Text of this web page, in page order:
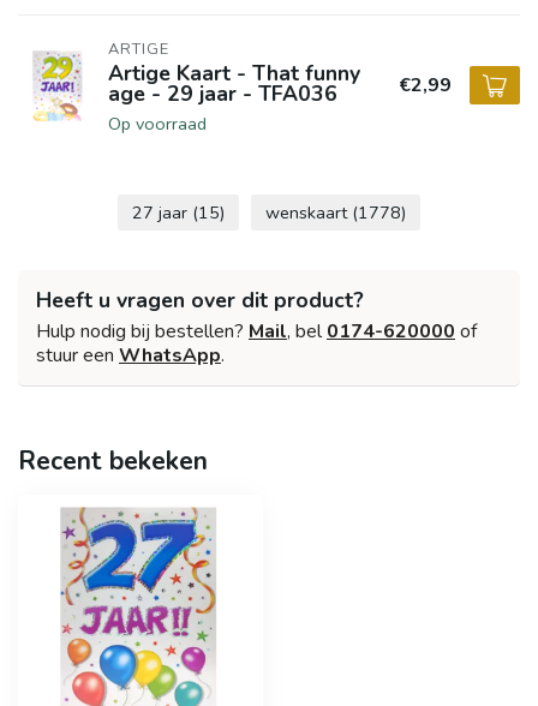
ARTIGE
Artige Kaart - That funny
age - 29 jaar - TFA036
Op voorraad
€2,99
27 jaar (15) wenskaart (1778)
Heeft u vragen over dit product?
Hulp nodig bij bestellen? Mail, bel0174-620000 of
stuur een WhatsApp.
Recent bekeken